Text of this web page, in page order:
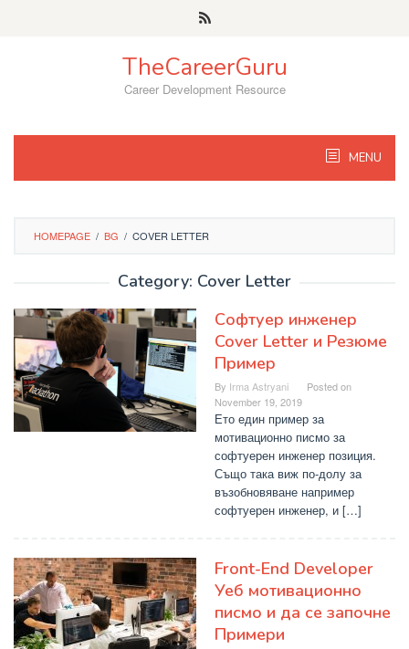
TheCareerGuru
Career Development Resource
MENU
HOMEPAGE / BG / COVER LETTER
Category: Cover Letter
Софтуер инженер
Cover Letter и Резюме
Пример
By Irma Astryani
Posted on
November 19, 2019
Ето един пример за
мотивационно писмо за
софтуерен инженер позиция.
Също така виж по-долу за
възобновяване например
софтуерен инженер, и […]
Front-End Developer
Уеб мотивационно
писмо и да се започне
Примери